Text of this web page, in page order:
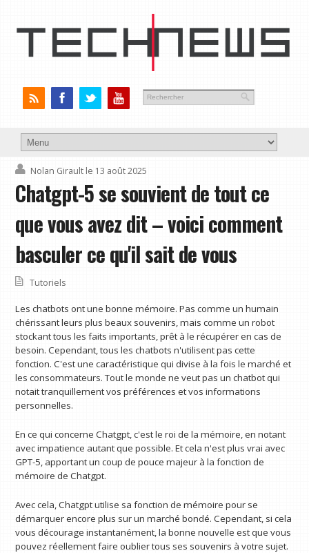
Nolan Girault le 13 août 2025
Chatgpt-5 se souvient de tout ce
que vous avez dit – voici comment
basculer ce qu'il sait de vous
Tutoriels
Les chatbots ont une bonne mémoire. Pas comme un humain
chérissant leurs plus beaux souvenirs, mais comme un robot
stockant tous les faits importants, prêt à le récupérer en cas de
besoin. Cependant, tous les chatbots n'utilisent pas cette
fonction. C'est une caractéristique qui divise à la fois le marché et
les consommateurs. Tout le monde ne veut pas un chatbot qui
notait tranquillement vos préférences et vos informations
personnelles.
En ce qui concerne Chatgpt, c'est le roi de la mémoire, en notant
avec impatience autant que possible. Et cela n'est plus vrai avec
GPT-5, apportant un coup de pouce majeur à la fonction de
mémoire de Chatgpt.
Avec cela, Chatgpt utilise sa fonction de mémoire pour se
démarquer encore plus sur un marché bondé. Cependant, si cela
vous décourage instantanément, la bonne nouvelle est que vous
pouvez réellement faire oublier tous ses souvenirs à votre sujet.